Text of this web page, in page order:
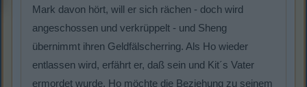
Mark davon hört, will er sich rächen - doch wird
angeschossen und verkrüppelt - und Sheng
übernimmt ihren Geldfälscherring. Als Ho wieder
entlassen wird, erfährt er, daß sein und Kit´s Vater
ermordet wurde. Ho möchte die Beziehung zu seinem